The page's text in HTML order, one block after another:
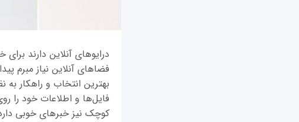
درایوهای آنلاین دارند
فضاهای آنلاین نیاز مبرم
بهترین انتخاب و راهکار
فایل‌ها و اطلاعات خود را
کوچک نیز خبرهای خوبی